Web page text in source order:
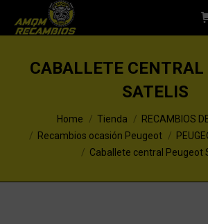
CABALLETE CENTRAL
SATELIS
You are here:Home Tienda
RECAMBIOS
Recambios ocasión Peugeot
Caballete central Peugeot